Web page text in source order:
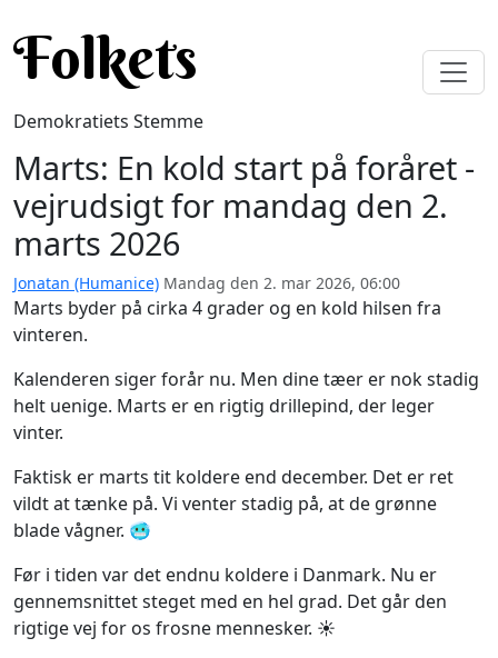
Folkets
Demokratiets Stemme
Marts: En kold start på foråret -
vejrudsigt for mandag den 2.
marts 2026
Jonatan (Humanice) Mandag den 2. mar 2026, 06:00
Marts byder på cirka 4 grader og en kold hilsen fra
vinteren.
Kalenderen siger forår nu. Men dine tæer er nok stadig
helt uenige. Marts er en rigtig drillepind, der leger
vinter.
Faktisk er marts tit koldere end december. Det er ret
vildt at tænke på. Vi venter stadig på, at de grønne
blade vågner. 🥶
Før i tiden var det endnu koldere i Danmark. Nu er
gennemsnittet steget med en hel grad. Det går den
rigtige vej for os frosne mennesker. ☀️